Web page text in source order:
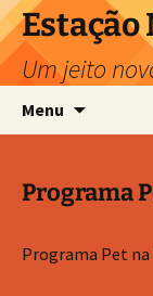
Pular
para
o
conteúdo
Estação
Um jeito
Menu
Programa
Programa Pet na